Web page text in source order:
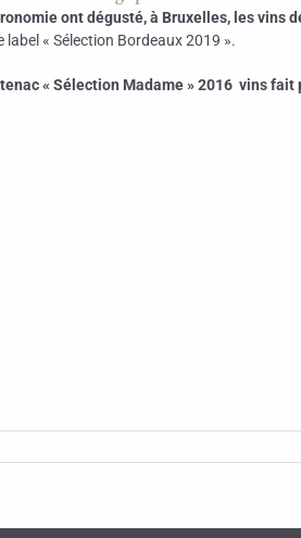
ont dégusté, à Bruxelles, les vins
« Sélection Bordeaux 2019 ».
« Sélection Madame » 2016 vins